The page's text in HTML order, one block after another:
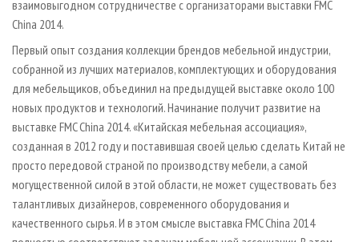
взаимовыгодном сотрудничестве с организаторами выставки FMC
China 2014.
Первый опыт создания коллекции брендов мебельной индустрии,
собранной из лучших материалов, комплектующих и оборудования
для мебельщиков, объединил на предыдущей выставке около 100
новых продуктов и технологий. Начинание получит развитие на
выставке FMC China 2014. «Китайская мебельная ассоциация»,
созданная в 2012 году и поставившая своей целью сделать Китай не
просто передовой страной по производству мебели, а самой
могущественной силой в этой области, не может существовать без
талантливых дизайнеров, современного оборудования и
качественного сырья. И в этом смысле выставка FMC China 2014